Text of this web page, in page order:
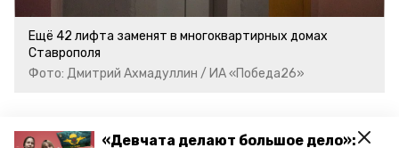
«Девчата делают большое дело»:
Ещё 42 лифта заменят в многоквартирных домах
Ставрополя
Фото: Дмитрий Ахмадуллин / ИА «Победа26»
Ранее сообщалось, что в Ставрополе